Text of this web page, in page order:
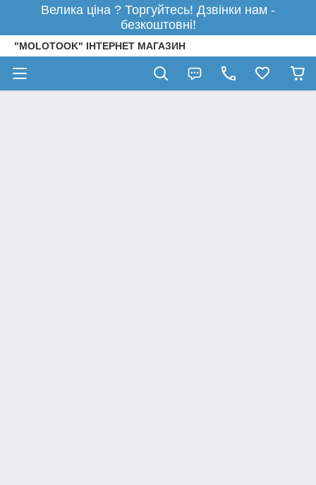
Велика ціна ? Торгуйтесь! Дзвінки нам -
безкоштовні!
"MOLOTOOK" ІНТЕРНЕТ МАГАЗИН